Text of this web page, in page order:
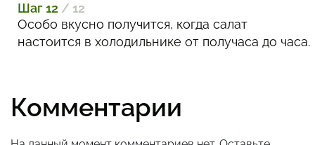
Шаг 12 / 12
Особо вкусно получится, когда салат
настоится в холодильнике от получаса до часа.
Комментарии